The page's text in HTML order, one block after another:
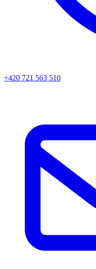
+420 721 563 510